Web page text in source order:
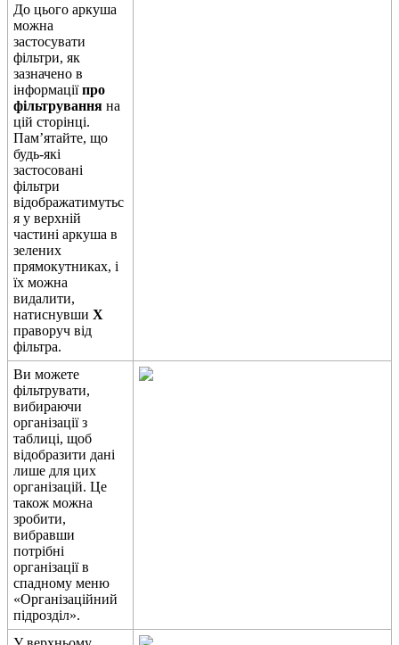
До цього аркуша
можна
застосувати
фільтри, як
зазначено в
інформації про
фільтрування на
цій сторінці.
Пам’ятайте, що
будь-які
застосовані
фільтри
відображатимутьс
я у верхній
частині аркуша в
зелених
прямокутниках, і
їх можна
видалити,
натиснувши X
праворуч від
фільтра.
Ви можете
фільтрувати,
вибираючи
організації з
таблиці, щоб
відобразити дані
лише для цих
організацій. Це
також можна
зробити,
вибравши
потрібні
організації в
спадному меню
«Організаційний
підрозділ».